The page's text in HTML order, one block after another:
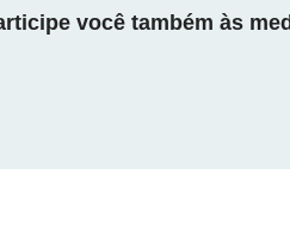
você também às